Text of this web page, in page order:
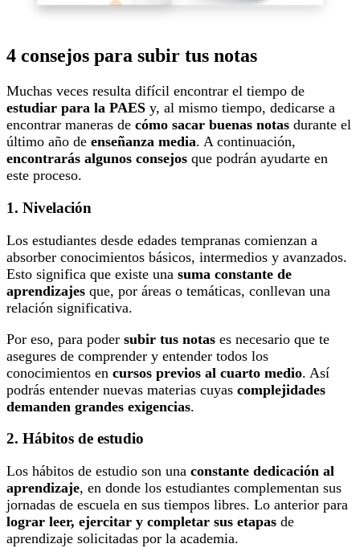
4 consejos para subir tus notas
Muchas veces resulta difícil encontrar el tiempo de
estudiar para la PAES y, al mismo tiempo, dedicarse a
encontrar maneras de cómo sacar buenas notas durante el
último año de enseñanza media. A continuación,
encontrarás algunos consejos que podrán ayudarte en
este proceso.
1. Nivelación
Los estudiantes desde edades tempranas comienzan a
absorber conocimientos básicos, intermedios y avanzados.
Esto significa que existe una suma constante de
aprendizajes que, por áreas o temáticas, conllevan una
relación significativa.
Por eso, para poder subir tus notas es necesario que te
asegures de comprender y entender todos los
conocimientos en cursos previos al cuarto medio. Así
podrás entender nuevas materias cuyas complejidades
demanden grandes exigencias.
2. Hábitos de estudio
Los hábitos de estudio son una constante dedicación al
aprendizaje, en donde los estudiantes complementan sus
jornadas de escuela en sus tiempos libres. Lo anterior para
lograr leer, ejercitar y completar sus etapas de
aprendizaje solicitadas por la academia.